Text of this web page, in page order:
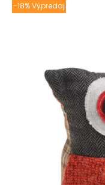
-18% Výpredaj